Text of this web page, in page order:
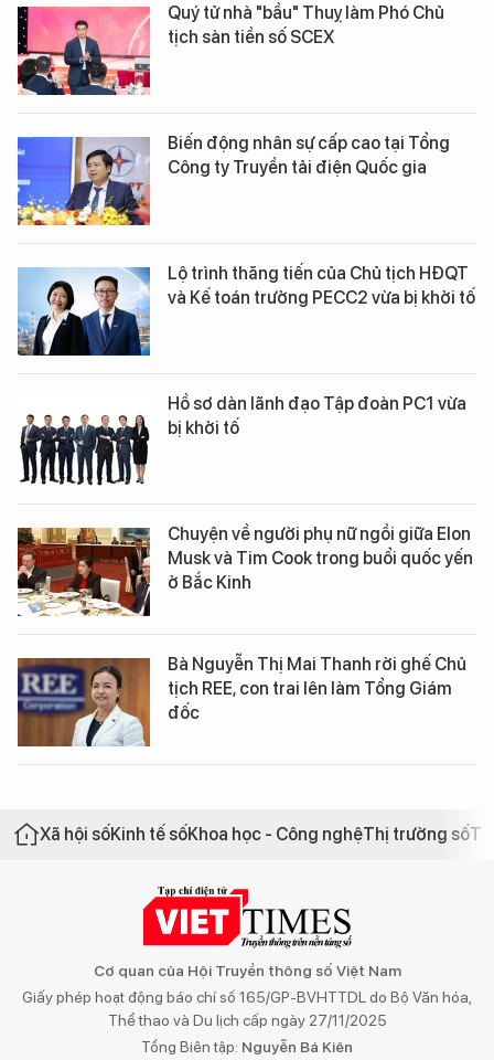
Quý tử nhà "bầu" Thuỵ làm Phó Chủ
tịch sàn tiền số SCEX
Biến động nhân sự cấp cao tại Tổng
Công ty Truyền tải điện Quốc gia
Lộ trình thăng tiến của Chủ tịch HĐQT
và Kế toán trưởng PECC2 vừa bị khởi tố
Hồ sơ dàn lãnh đạo Tập đoàn PC1 vừa
bị khởi tố
Chuyện về người phụ nữ ngồi giữa Elon
Musk và Tim Cook trong buổi quốc yến
ở Bắc Kinh
Bà Nguyễn Thị Mai Thanh rời ghế Chủ
tịch REE, con trai lên làm Tổng Giám
đốc
Xã hội sốKinh tế sốKhoa học - Công nghệThị trường số
Cơ quan của Hội Truyền thông số Việt Nam
Giấy phép hoạt động báo chí số 165/GP-BVHTTDL do Bộ Văn hóa,
Thể thao và Du lịch cấp ngày 27/11/2025
Tổng Biên tập: Nguyễn Bá Kiên